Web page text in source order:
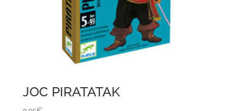
JOC PIRATATAK